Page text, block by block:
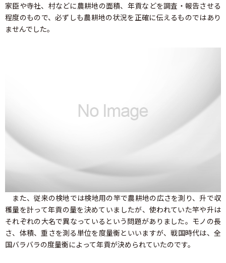
家臣や寺社、村などに農耕地の面積、年貢などを調査・報告させる
程度のもので、必ずしも農耕地の状況を正確に伝えるものではあり
ませんでした。
また、従来の検地では検地用の竿で農耕地の広さを測り、升で収
穫量を計って年貢の量を決めていましたが、使われていた竿や升は
それぞれの大名で異なっているという問題がありました。モノの長
さ、体積、重さを測る単位を度量衡といいますが、戦国時代は、全
国バラバラの度量衡によって年貢が決められていたのです。